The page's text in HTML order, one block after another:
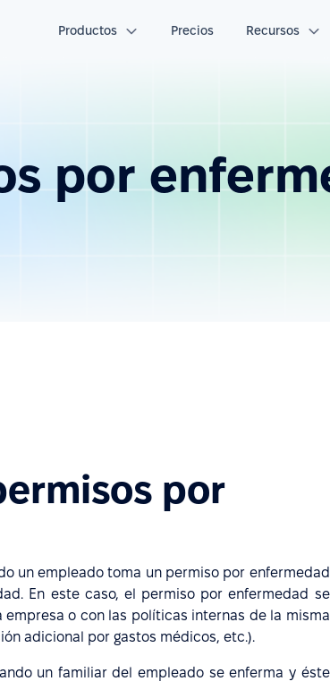
Productos Precios Recursos
por
por
un empleado toma un permiso por enfermedad
En este caso, el permiso por enfermedad se
o con las políticas internas de la misma
adicional por gastos médicos, etc.).
un familiar del empleado se enferma y éste